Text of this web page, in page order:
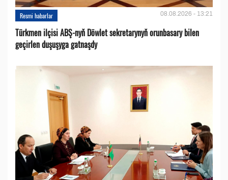
Resmi habarlar 08.08.2026 - 13:21
Türkmen ilçisi ABŞ-nyň Döwlet sekretarynyň orunbasary bilen
geçirlen duşuşyga gatnaşdy